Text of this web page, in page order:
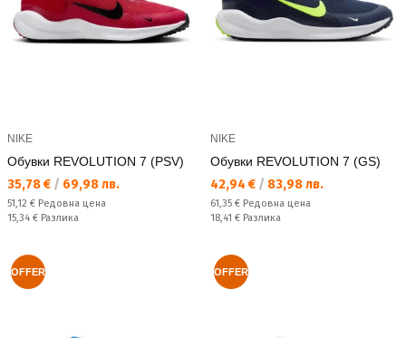
NIKE
Обувки REVOLUTION 7 (PSV)
Текуща цена:
35,78 € / 69,98 лв.
Редовна цена:
51,12 € Редовна цена
Спестявате:
15,34 € Разлика
NIKE
Обувки REVOLUTION 7 (GS)
Текуща цена:
42,94 € / 83,98 лв.
Редовна цена:
61,35 € Редовна цена
Спестявате:
18,41 € Разлика
OFFER OFFER